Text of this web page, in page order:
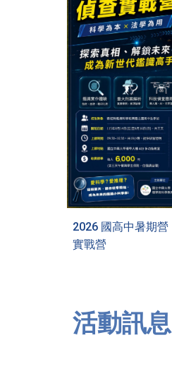
2026 國高中暑期
實戰營
活動訊息